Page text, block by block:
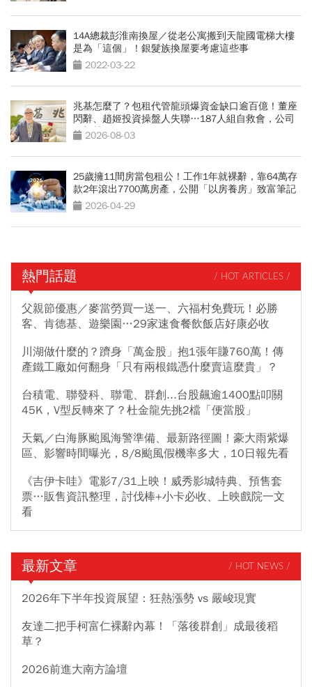
14A總裁彭淮南換屋／從老公寓搬到天龍國電梯大樓
是為「這個」！銀髮族換屋要考慮這些事
2022-03-22
兆基怎麼了？包租代管龍頭爆資金缺口逾百億！董座
閃辭、趙姬投資操盤人失聯…187人組自救會，公司
最新聲明
2026-08-03
25歲擁11間房當包租公！工作1年就裸辭，靠64萬存
款2年滾出7700萬房產，公開「以房養房」致富筆記
2026-04-29
熱門話題 / HOT ARTICLES /
父親節優惠／麥當勞買一送一、六福村免費玩！必勝
客、肯德基、遊樂園…29家速食餐飲飯店好康必收
川湖做什麼的？躋身「萬金股」抱1張年賺760萬！傳
產鐵工廠如何翻身「只有兩根鐵憑什麼賣這麼貴」？
台積電、聯發科、聯電、群創...台股飆逾1400點叩關
45K，V型反轉來了？杜金龍先挑2檔「便當股」
天氣／白海豚颱風海警準備、最新路徑圖！豪大雨紫爆
區、影響時間曝光，8/8颱風假機率多大，10日報先看
《吉伊卡哇》電影7/31上映！威秀影城特典、預售套
票…販售資訊整理，討伐棒+小卡必收、上映戲院一文
看
最新文章 / HOT NEWS /
2026年下半年投資展望：狂熱漲勢 vs 嚴峻現實
友達二把手柯富仁裸辭內幕！「落後群創」成最後稻
草？
2026前進大南方論壇